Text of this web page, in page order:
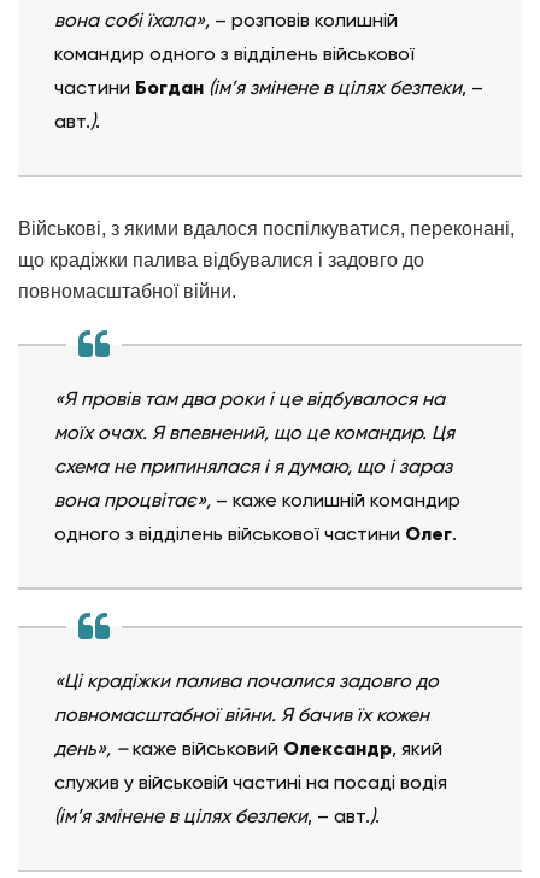
вона собі їхала», – розповів колишній
командир одного з відділень військової
частини Богдан (ім’я змінене в цілях безпеки, –
авт.).
Військові, з якими вдалося поспілкуватися, переконані,
що крадіжки палива відбувалися і задовго до
повномасштабної війни.
«Я провів там два роки і це відбувалося на
моїх очах. Я впевнений, що це командир. Ця
схема не припинялася і я думаю, що і зараз
вона процвітає», – каже колишній командир
одного з відділень військової частини Олег.
«Ці крадіжки палива почалися задовго до
повномасштабної війни. Я бачив їх кожен
день», –каже військовий Олександр, який
служив у військовій частині на посаді водія
(ім’я змінене в цілях безпеки, – авт.).